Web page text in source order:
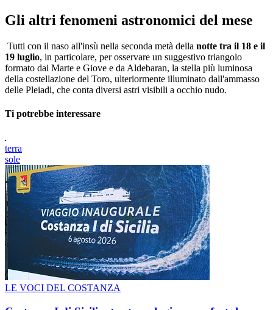
Gli altri fenomeni astronomici del mese
Tutti con il naso all'insù nella seconda metà della notte tra il 18 e il
19 luglio, in particolare, per osservare un suggestivo triangolo
formato dai Marte e Giove e da Aldebaran, la stella più luminosa
della costellazione del Toro, ulteriormente illuminato dall'ammasso
delle Pleiadi, che conta diversi astri visibili a occhio nudo.
Ti potrebbe interessare
terra
sole
LE VOCI DEL COSTANZA